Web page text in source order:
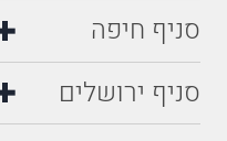
סניף חיפה
סניף ירושלים